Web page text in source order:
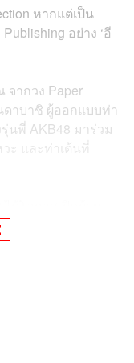
หากแต่เป็น
อย่าง ‘อี
จากวง Paper
ดาบาชิ ผู้ออกแบบท่า
นพี่ AKB48 มาร่วม
ะ และท่าเต้นที่
าง พิม-พรวารินทร์
ดชา, พั้นซ์-วัชรี